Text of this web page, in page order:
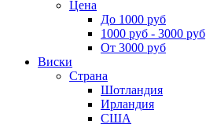
Цена
До 1000 руб
1000 руб - 3000 руб
От 3000 руб
Виски
Страна
Шотландия
Ирландия
США